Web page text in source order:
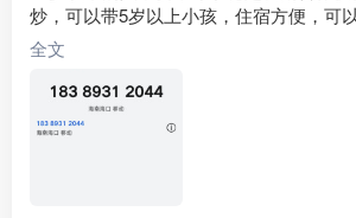
————————————
7⃣️昆山包装厂（查流水）
☑️21/小时➕3餐免费
☑️年龄男16-42/女45岁
☑️回族/汉族需要认识字
☑️坐厂车10分钟不查案底
炒，可以带5岁以上小孩，住宿方便，可
你正想开一家夫妻店。但是又担心当下餐
或者想开店，但资金不足。不如跟我合作
不接就是在忙，可加微信详谈
全文